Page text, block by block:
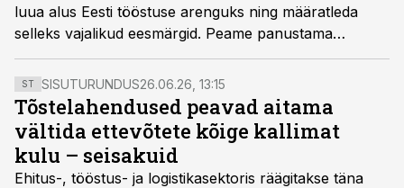
luua alus Eesti tööstuse arenguks ning määratleda
selleks vajalikud eesmärgid. Peame panustama
tööstuse arengusse, sätestab dokument.
ST SISUTURUNDUS26.06.26, 13:15
Tõstelahendused peavad aitama
vältida ettevõtete kõige kallimat
kulu – seisakuid
Ehitus-, tööstus- ja logistikasektoris räägitakse täna